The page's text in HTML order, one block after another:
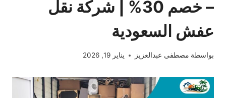
– خصم 30% | شركة نقل
عفش السعودية
بواسطة مصطفى عبدالعزيز يناير 19, 2026